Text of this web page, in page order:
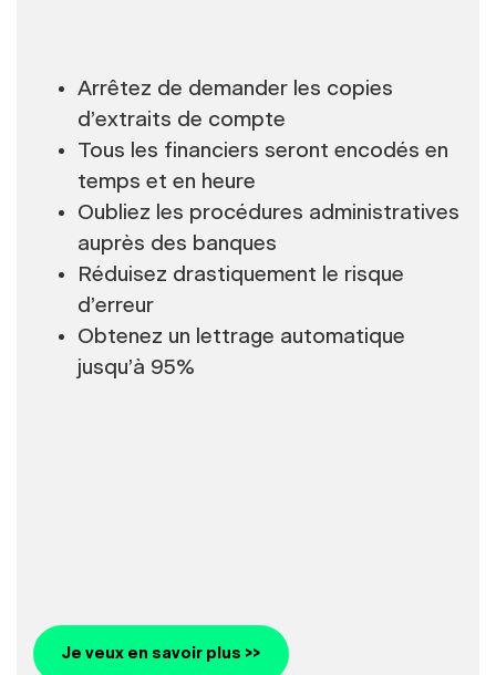
Arrêtez de demander les copies
d’extraits de compte
Tous les financiers seront encodés en
temps et en heure
Oubliez les procédures administratives
auprès des banques
Réduisez drastiquement le risque
d’erreur
Obtenez un lettrage automatique
jusqu’à 95%
Je veux en savoir plus >>